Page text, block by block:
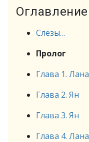
Оглавление
Слёзы…
Пролог
Глава 1. Лана
Глава 2. Ян
Глава 3. Ян
Глава 4. Лана